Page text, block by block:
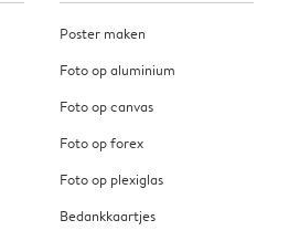
Poster maken
Foto op aluminium
Foto op canvas
Foto op forex
Foto op plexiglas
Bedankkaartjes